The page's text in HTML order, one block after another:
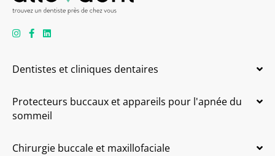
Dentistes et cliniques dentaires
Protecteurs buccaux et appareils pour l'apnée du
sommeil
Chirurgie buccale et maxillofaciale